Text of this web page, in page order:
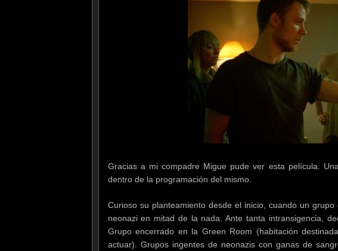
Gracias a mi compadre Migue pude ver esta película.
dentro de la programación del mismo.
Curioso su planteamiento desde el inicio, cuando un
neonazi en mitad de la nada. Ante tanta intransigencia,
Grupo encerrado en la Green Room (habitación
actuar). Grupos ingentes de neonazis con ganas de